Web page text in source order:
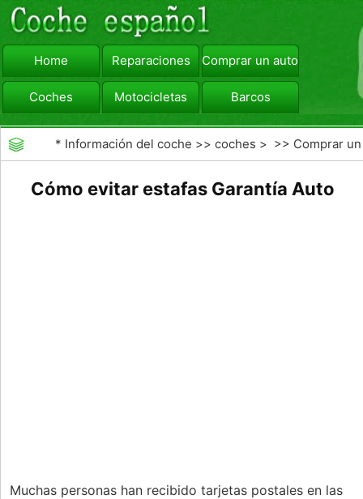
Home Reparaciones Comprar un automóvil
Coches Motocicletas Barcos
viajar Camiones
* Información del coche >>coches > >> Comprar un
Cómo evitar estafas Garantía Auto
Muchas personas han recibido tarjetas postales en las